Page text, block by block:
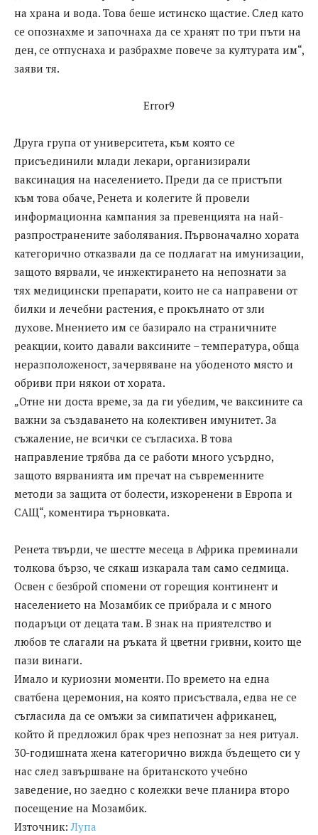
на храна и вода. Това беше истинско щастие. След като
се опознахме и започнаха да се хранят по три пъти на
ден, се отпуснаха и разбрахме повече за културата им“,
заяви тя.
Error9
Друга група от университета, към която се
присъединили млади лекари, организирали
ваксинация на населението. Преди да се пристъпи
към това обаче, Ренета и колегите й провели
информационна кампания за превенцията на най-
разпространените заболявания. Първоначално хората
категорично отказвали да се подлагат на имунизации,
защото вярвали, че инжектирането на непознати за
тях медицински препарати, които не са направени от
билки и лечебни растения, е прокълнато от зли
духове. Мнението им се базирало на страничните
реакции, които давали ваксините – температура, обща
неразположеност, зачервяване на убоденото място и
обриви при някои от хората.
„Отне ни доста време, за да ги убедим, че ваксините са
важни за създаването на колективен имунитет. За
съжаление, не всички се съгласиха. В това
направление трябва да се работи много усърдно,
защото вярванията им пречат на съвременните
методи за защита от болести, изкоренени в Европа и
САЩ“, коментира търновката.
Ренета твърди, че шестте месеца в Африка преминали
толкова бързо, че сякаш изкарала там само седмица.
Освен с безброй спомени от горещия континент и
населението на Мозамбик се прибрала и с много
подаръци от децата там. В знак на приятелство и
любов те слагали на ръката й цветни гривни, които ще
пази винаги.
Имало и куриозни моменти. По времето на една
сватбена церемония, на която присъствала, едва не се
съгласила да се омъжи за симпатичен африканец,
който й предложил брак чрез непознат за нея ритуал.
30-годишната жена категорично вижда бъдещето си у
нас след завършване на британското учебно
заведение, но заедно с колежки вече планира второ
посещение на Мозамбик.
Източник:Лупа